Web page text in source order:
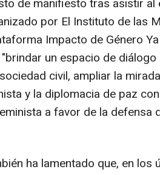
de manifiesto tras asistir
por El Instituto de las
Impacto de Género
un espacio de
civil, ampliar la
y la diplomacia de paz
a favor de la defensa
ha lamentado que, en